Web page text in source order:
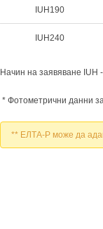
IUH190
IUH240
Начин на заявяване IUH
* Фотометрични данни
** ЕЛТА-Р може да